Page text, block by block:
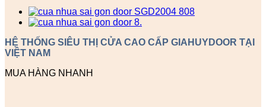
HỆ THỐNG SIÊU THỊ CỬA CAO CẤP GIAHUYDOOR TẠI
VIỆT NAM
MUA HÀNG NHANH